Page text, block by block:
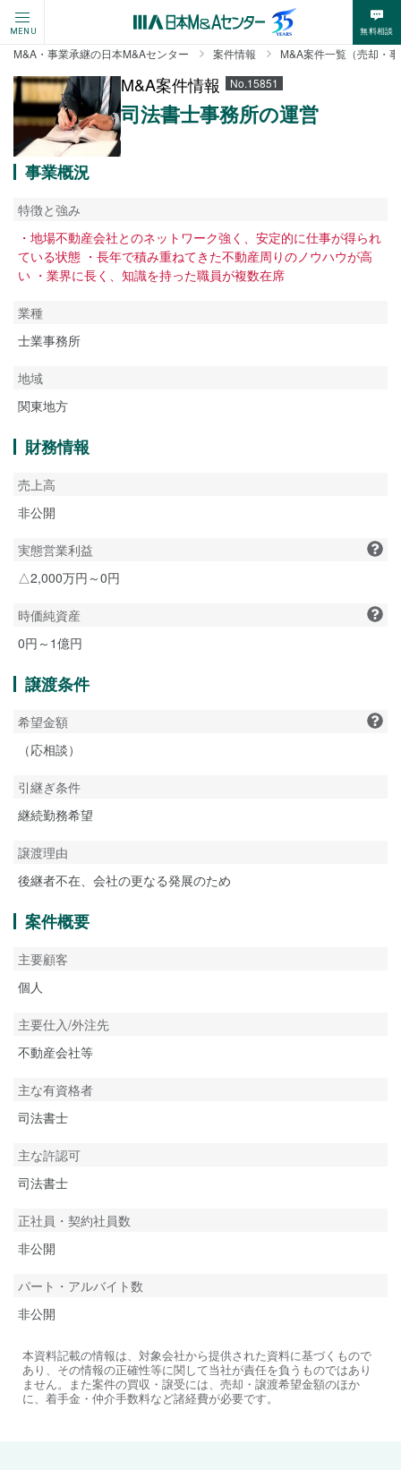
MENU 無料相談
M&A・事業承継の日本M&Aセンター 案件情報 M&A案件一覧（売却・
M&A案件情報 No.15851
司法書士事務所の運営
事業概況
特徴と強み
・地場不動産会社とのネットワーク強く、安定的に仕事が得られ
ている状態 ・長年で積み重ねてきた不動産周りのノウハウが高
い ・業界に長く、知識を持った職員が複数在席
業種
士業事務所
地域
関東地方
財務情報
売上高
非公開
実態営業利益
△2,000万円～0円
時価純資産
0円～1億円
譲渡条件
希望金額
（応相談）
引継ぎ条件
継続勤務希望
譲渡理由
後継者不在、会社の更なる発展のため
案件概要
主要顧客
個人
主要仕入/外注先
不動産会社等
主な有資格者
司法書士
主な許認可
司法書士
正社員・契約社員数
非公開
パート・アルバイト数
非公開
本資料記載の情報は、対象会社から提供された資料に基づくもので
あり、その情報の正確性等に関して当社が責任を負うものではあり
ません。また案件の買収・譲受には、売却・譲渡希望金額のほか
に、着手金・仲介手数料など諸経費が必要です。